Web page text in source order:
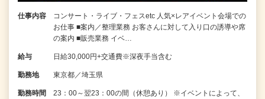
仕事内容
コンサート・ライブ・フェスetc 人気×レアイベント会場での
お仕事 ■案内／整理業務 お客さんに対して入り口の誘導や席
の案内 ■販売業務 イベ…
給与 日給30,000円+交通費※深夜手当含む
勤務地 東京都／埼玉県
勤務時間
23：00～翌23：00の間（休憩あり） ※イベントによって、